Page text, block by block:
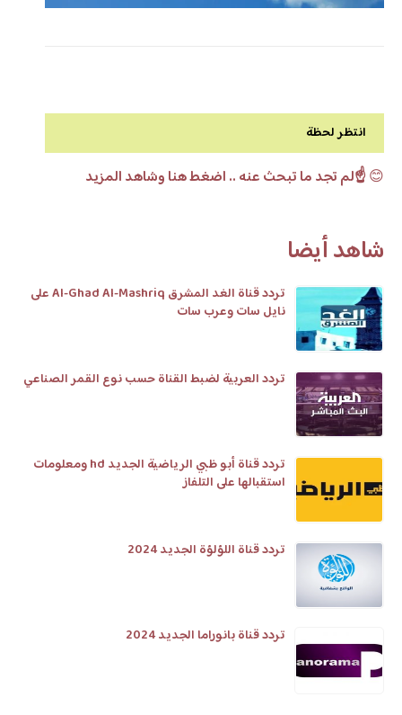
انتظر لحظة
😊☝️لم تجد ما تبحث عنه .. اضغط هنا وشاهد المزيد
شاهد أيضا
تردد قناة الغد المشرق Al-Ghad Al-Mashriq على
نايل سات وعرب سات
تردد العربية لضبط القناة حسب نوع القمر الصناعي
تردد قناة أبو ظبي الرياضية الجديد hd ومعلومات
استقبالها على التلفاز
تردد قناة اللؤلؤة الجديد 2024
تردد قناة بانوراما الجديد 2024